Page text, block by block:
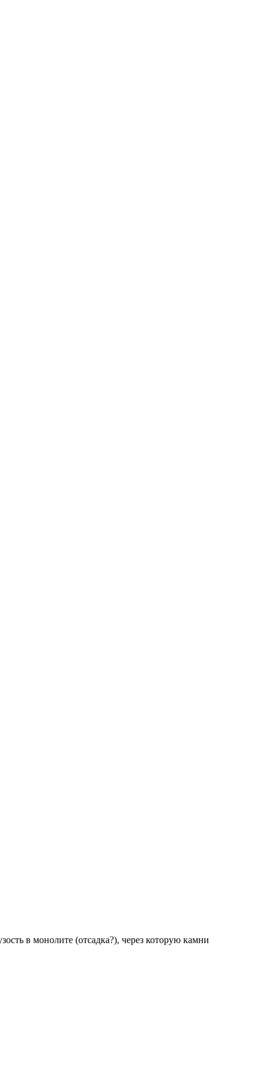
в монолите (отсадка?), через которую камни